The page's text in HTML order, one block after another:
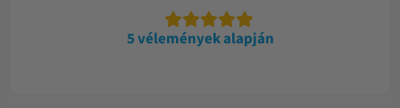
5 vélemények alapján